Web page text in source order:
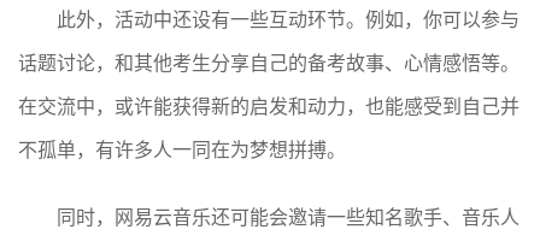
此外，活动中还设有一些互动环节。例如，你可以参与
话题讨论，和其他考生分享自己的备考故事、心情感悟等。
在交流中，或许能获得新的启发和动力，也能感受到自己并
不孤单，有许多人一同在为梦想拼搏。
同时，网易云音乐还可能会邀请一些知名歌手、音乐人